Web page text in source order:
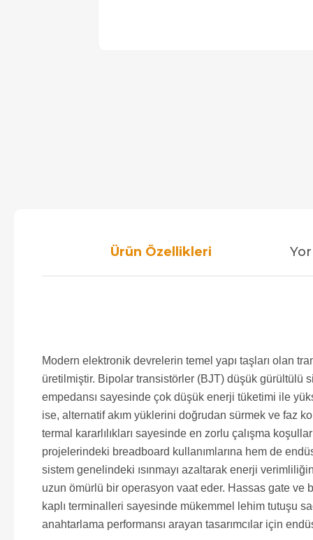
Ürün Özellikleri
Modern elektronik devrelerin temel yapı taşları olan
üretilmiştir. Bipolar transistörler (BJT) düşük gürültülü
empedansı sayesinde çok düşük enerji tüketimi ile
ise, alternatif akım yüklerini doğrudan sürmek ve faz
termal kararlılıkları sayesinde en zorlu çalışma
projelerindeki breadboard kullanımlarına hem de
sistem genelindeki ısınmayı azaltarak enerji
uzun ömürlü bir operasyon vaat eder. Hassas gate ve
kaplı terminalleri sayesinde mükemmel lehim tutuşu
anahtarlama performansı arayan tasarımcılar için